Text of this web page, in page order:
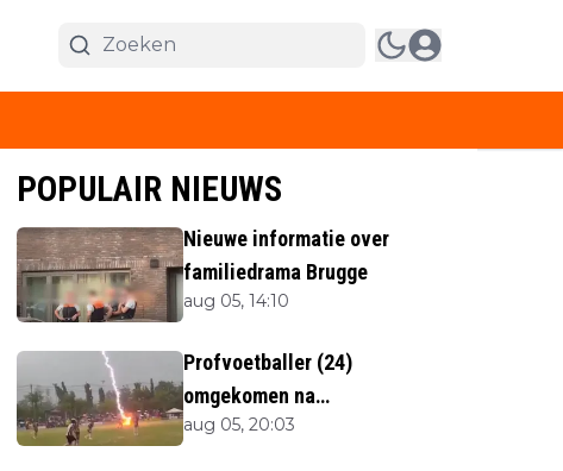
POPULAIR NIEUWS
Nieuwe informatie over
familiedrama Brugge
aug 05, 14:10
Profvoetballer (24)
omgekomen na
blikseminslag tijdens
aug 05, 20:03